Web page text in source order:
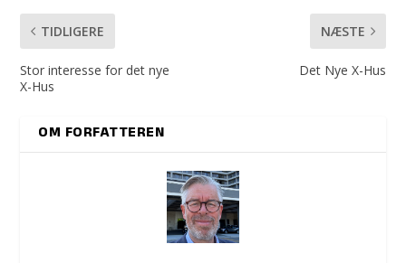
TIDLIGERE
Stor interesse for det nye
X-Hus
NÆSTE
Det Nye X-Hus
OM FORFATTEREN